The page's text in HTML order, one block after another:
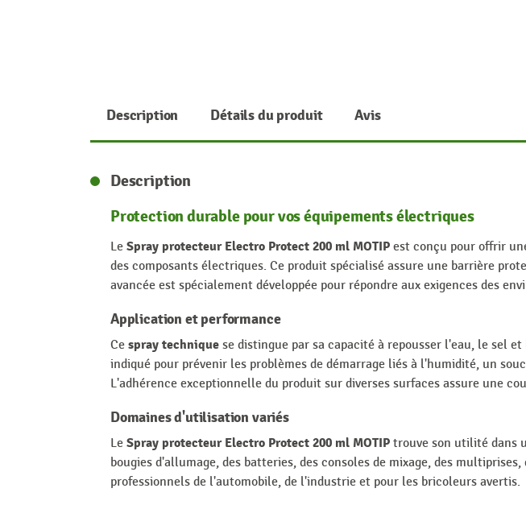
Description Détails du produit Avis
Description
Protection durable pour vos équipements électriques
Le Spray protecteur Electro Protect 200 ml MOTIP est conçu pour offrir
des composants électriques. Ce produit spécialisé assure une barrière
avancée est spécialement développée pour répondre aux exigences des
Application et performance
Ce spray technique se distingue par sa capacité à repousser l'eau, le sel
indiqué pour prévenir les problèmes de démarrage liés à l'humidité, un
L'adhérence exceptionnelle du produit sur diverses surfaces assure une
Domaines d'utilisation variés
Le Spray protecteur Electro Protect 200 ml MOTIP trouve son utilité dans
bougies d'allumage, des batteries, des consoles de mixage, des
professionnels de l'automobile, de l'industrie et pour les bricoleurs avertis.